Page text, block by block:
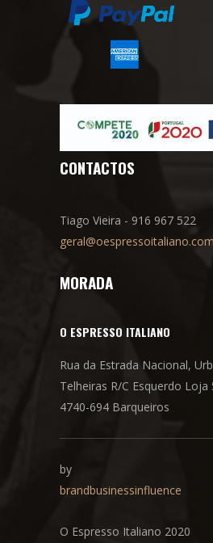
CONTACTOS
Tiago Vieira - 916 967 522
geral@oespressoitaliano.com
MORADA
O ESPRESSO ITALIANO
Rua da Estrada Nacional,
Telheiras R/C Esquerdo Loja
4740-694 Barqueiros
by
brandbusinessinfluence
O Espresso Italiano 2020